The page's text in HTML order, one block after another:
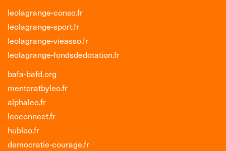
leolagrange-conso.fr
leolagrange-sport.fr
leolagrange-vieasso.fr
leolagrange-fondsdedotation.fr
bafa-bafd.org
mentoratbyleo.fr
alphaleo.fr
leoconnect.fr
hubleo.fr
democratie-courage.fr